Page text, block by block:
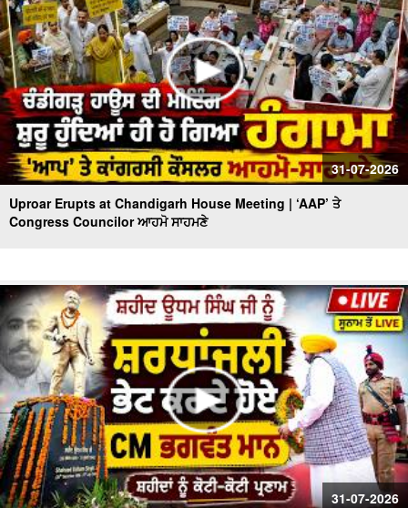
31-07-2026
Uproar Erupts at Chandigarh House Meeting | ‘AAP’ ਤੇ
Congress Councilor ਆਹਮੋ ਸਾਹਮਣੇ
31-07-2026